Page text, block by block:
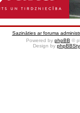
Sazināties ar foruma
Powered by phpBB ©
Design by